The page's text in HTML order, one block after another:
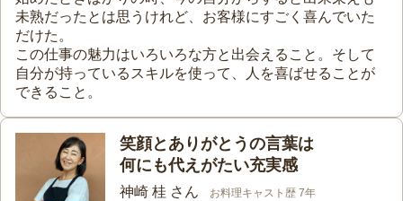
未熟だったとは思うけれど、お客様にすごく喜んでいた
だけた。
この仕事の魅力はいろいろな方と出会えること。そして
自分が持っているスキルを使って、人を喜ばせることが
できること。
笑顔とありがとうの言葉は
何にも代えがたい充実感
神崎 桂 さん お料理キャスト歴 7年